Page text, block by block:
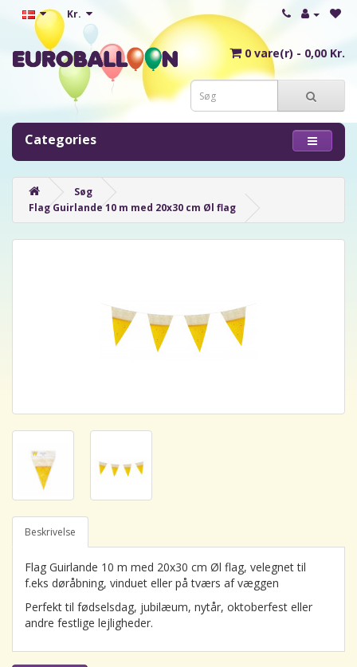
Kr.
0 vare(r) - 0,00 Kr.
Categories
Søg
Flag Guirlande 10 m med 20x30 cm Øl flag
Beskrivelse
Flag Guirlande 10 m med 20x30 cm Øl flag, velegnet til
f.eks døråbning, vinduet eller på tværs af væggen
Perfekt til fødselsdag, jubilæum, nytår, oktoberfest eller
andre festlige lejligheder.